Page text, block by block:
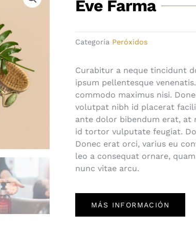
Eve Farma
Categoría Peróxidos
Curabitur a neque tincidunt
ipsum pellentesque
commodo maximus nisi.
volutpat nibh id placerat
ante dolor bibendum erat, at
id tortor vulputate feugiat.
Donec erat orci, varius eu
leo a consequat ornare,
nunc vitae arcu.
MÁS INFORMACIÓN